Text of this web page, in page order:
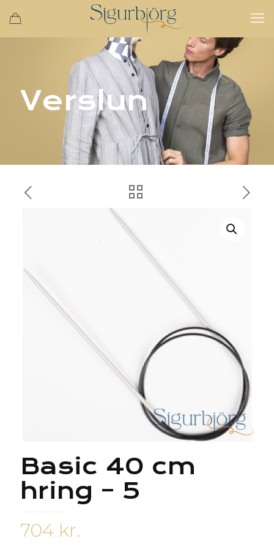
Verslun
Basic 40 cm
hring – 5
704 kr.